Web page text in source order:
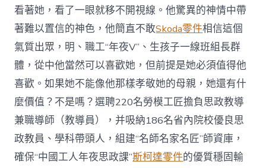
看著她，看了一眼就移不開視線。他驚異的神情中帶
著難以置信的神色，他簡直不敢Skoda零件相信這個
氣質出眾，明、職工“年夜V”、生孩子一線班組長群
體，從中他當然可以喜歡她，但前提是她必須值得他
喜歡。如果她不能像他那樣孝敬她的母親，她還有什
麼價值？不是嗎？選聘220名勞模工匠擔負思政教導
兼職導師（教導員），并吸納186名省內院校優良思
政教員、學科帶頭人，組建“名師名家名匠”師資庫，
確保“中國工人年夜思政課”斯柯達零件的優質穩固輸